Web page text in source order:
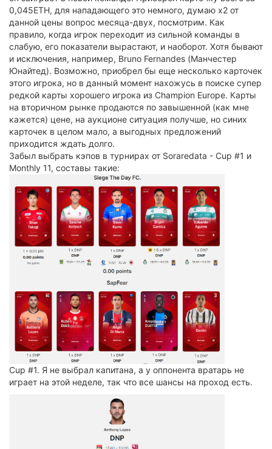
0,045ETH, для нападающего это немного, думаю х2 от
данной цены вопрос месяца-двух, посмотрим. Как
правило, когда игрок переходит из сильной команды в
слабую, его показатели вырастают, и наоборот. Хотя бывают
и исключения, например, Bruno Fernandes (Манчестер
Юнайтед). Возможно, приобрел бы еще несколько карточек
этого игрока, но в данный момент нахожусь в поиске супер
редкой карты хорошего игрока из Champion Europe. Карты
на вторичном рынке продаются по завышенной (как мне
кажется) цене, на аукционе ситуация получше, но синих
карточек в целом мало, а выгодных предложений
приходится ждать долго.
Забыл выбрать кэпов в турнирах от Soraredata - Cup #1 и
Monthly 11, составы такие:
Cup #1. Я не выбрал капитана, а у оппонента вратарь не
играет на этой неделе, так что все шансы на проход есть.